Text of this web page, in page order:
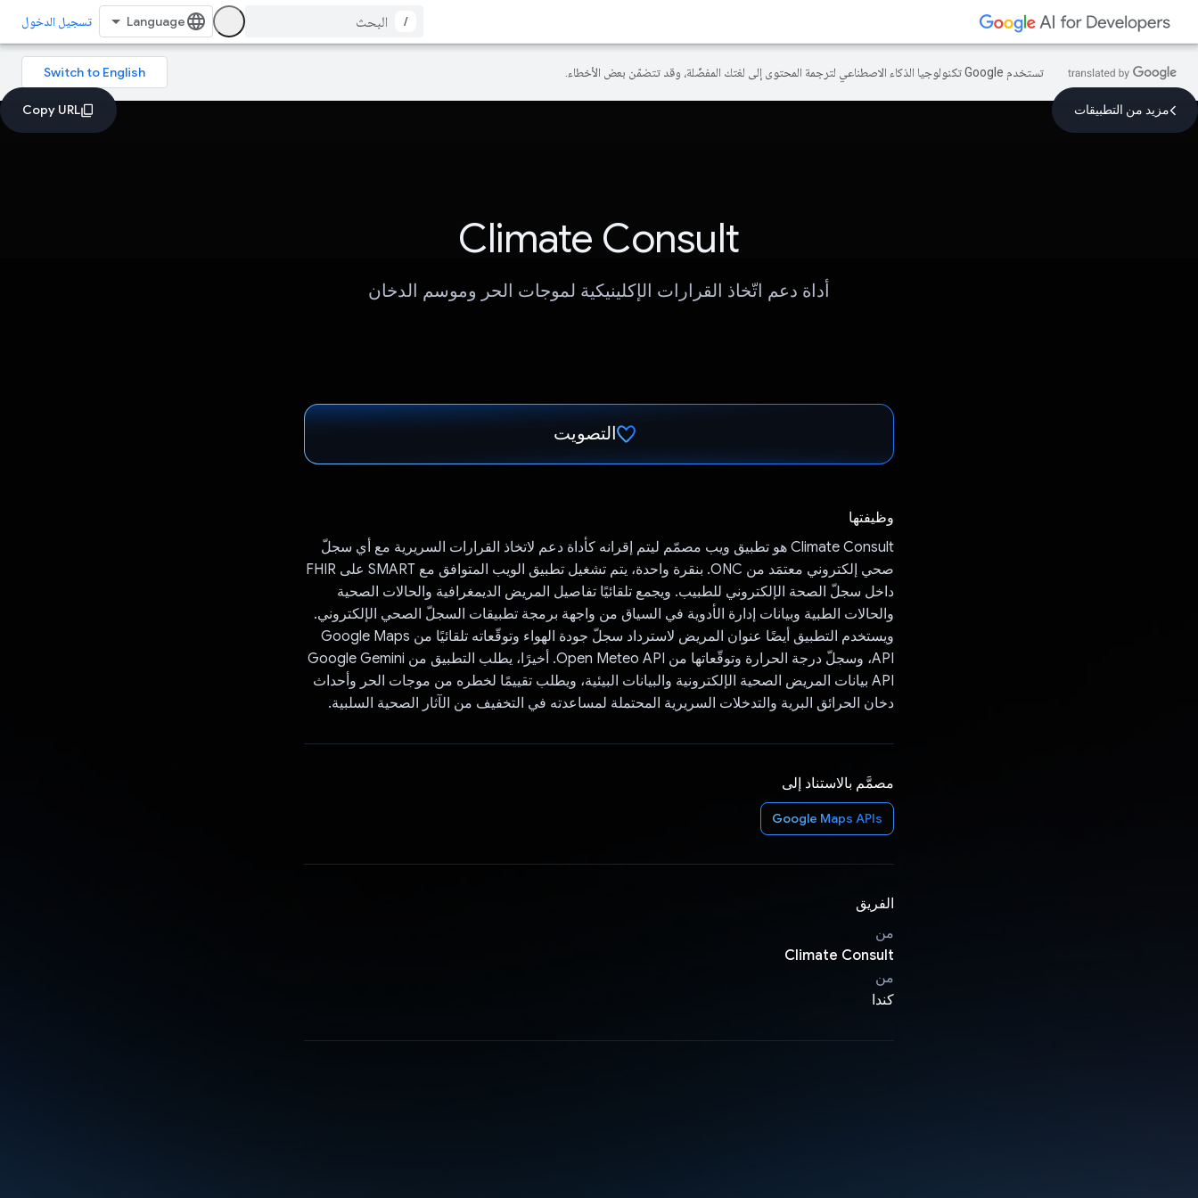
/ تسجيل الدخول
تستخدم Google تكنولوجيا الذكاء الاصطناعي لترجمة المحتوى إلى لغتك المفضّلة، وقد تتضمّن بعض الأخطاء.
مزيد من التطبيقات
Climate Consult
أداة دعم اتّخاذ القرارات الإكلينيكية لموجات الحر وموسم الدخان
التصويت
وظيفتها
Climate Consult هو تطبيق ويب مصمّم ليتم إقرانه كأداة دعم لاتخاذ القرارات السريرية مع أي سجلّ
صحي إلكتروني معتمَد من ONC. بنقرة واحدة، يتم تشغيل تطبيق الويب المتوافق مع SMART على FHIR
داخل سجلّ الصحة الإلكتروني للطبيب. ويجمع تلقائيًا تفاصيل المريض الديمغرافية والحالات الصحية
والحالات الطبية وبيانات إدارة الأدوية في السياق من واجهة برمجة تطبيقات السجلّ الصحي الإلكتروني.
ويستخدم التطبيق أيضًا عنوان المريض لاسترداد سجلّ جودة الهواء وتوقّعاته تلقائيًا من Google Maps
API، وسجلّ درجة الحرارة وتوقّعاتها من Open Meteo API. أخيرًا، يطلب التطبيق من Google Gemini
API بيانات المريض الصحية الإلكترونية والبيانات البيئية، ويطلب تقييمًا لخطره من موجات الحر وأحداث
دخان الحرائق البرية والتدخلات السريرية المحتملة لمساعدته في التخفيف من الآثار الصحية السلبية.
مصمَّم بالاستناد إلى
Google Maps APIs
الفريق
من
Climate Consult
من
كندا